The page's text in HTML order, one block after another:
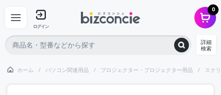
ログイン
0
詳細
検索
ホーム パソコン関連用品 プロジェクター・プロジェクター用品 スク